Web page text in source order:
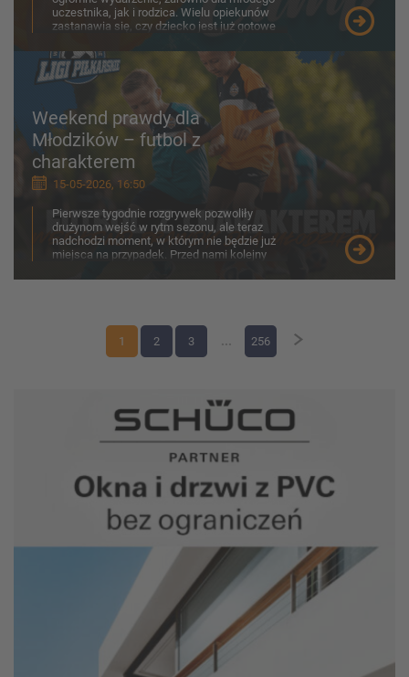
uczestnika, jak i rodzica. Wielu opiekunów
zastanawia się, czy dziecko jest już gotowe
Weekend prawdy dla
Młodzików – futbol z
charakterem
15-05-2026, 16:50
Pierwsze tygodnie rozgrywek pozwoliły
drużynom wejść w rytm sezonu, ale teraz
nadchodzi moment, w którym nie będzie już
miejsca na przypadek. Przed nami kolejny
1 2 3 ... 256